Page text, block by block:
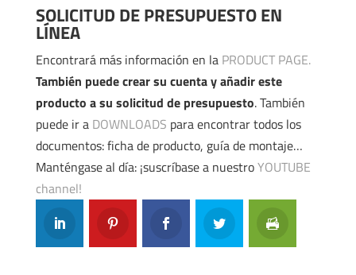
SOLICITUD DE PRESUPUESTO EN
LÍNEA
Encontrará más información en la PRODUCT PAGE.
También puede crear su cuenta y añadir este
producto a su solicitud de presupuesto. También
puede ir a DOWNLOADS para encontrar todos los
documentos: ficha de producto, guía de montaje…
Manténgase al día: ¡suscríbase a nuestroYOUTUBE
channel!